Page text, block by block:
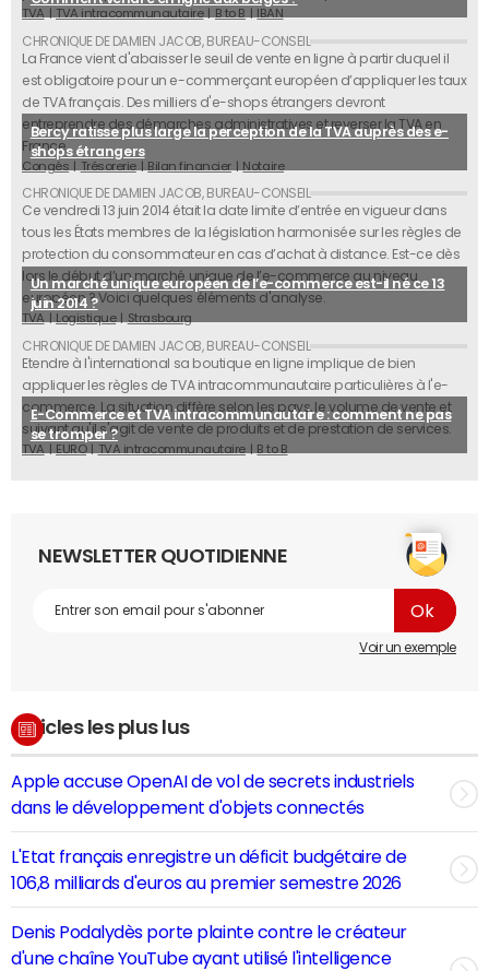
TVA
TVA intracommunautaire B to B IBAN
Bercy ratisse plus large la perception de la TVA auprès des e-
shops étrangers
La France vient d'abaisser le seuil de vente en ligne à partir duquel il
est obligatoire pour un e-commerçant européen d’appliquer les taux
de TVA français. Des milliers d'e-shops étrangers devront
entreprendre des démarches administratives et reverser la TVA en
France.
Congés
Trésorerie Bilan financier Notaire
Un marché unique européen de l’e-commerce est-il né ce 13
juin 2014 ?
Ce vendredi 13 juin 2014 était la date limite d’entrée en vigueur dans
tous les États membres de la législation harmonisée sur les règles de
protection du consommateur en cas d’achat à distance. Est-ce dès
lors le début d’un marché unique de l’e-commerce au niveau
européen ? Voici quelques éléments d'analyse.
TVA
Logistique Strasbourg
E-Commerce et TVA intracommunautaire : comment ne pas
se tromper ?
Etendre à l'international sa boutique en ligne implique de bien
appliquer les règles de TVA intracommunautaire particulières à l'e-
commerce. La situation diffère selon les pays, le volume de vente et
suivant qu'il s'agit de vente de produits et de prestation de services.
TVA
EURO TVA intracommunautaire B to B
NEWSLETTER QUOTIDIENNE
Voir un exemple
Articles les plus lus
Apple accuse OpenAI de vol de secrets industriels
dans le développement d'objets connectés
L'Etat français enregistre un déficit budgétaire de
106,8 milliards d'euros au premier semestre 2026
Denis Podalydès porte plainte contre le créateur
d'une chaîne YouTube ayant utilisé l'intelligence